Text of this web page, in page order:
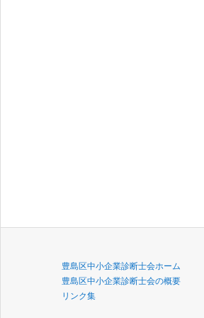
豊島区中小企業診断士会ホーム
豊島区中小企業診断士会の概要
リンク集